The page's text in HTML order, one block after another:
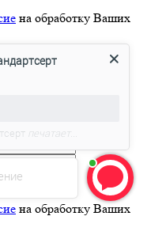
на обработку Ваших
в течение 15 минут
на обработку Ваших